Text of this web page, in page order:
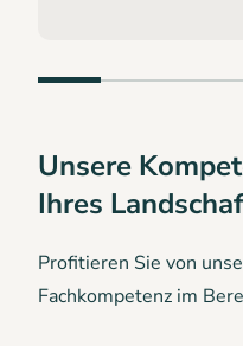
Unsere
Ihres
Profitieren Sie von
Fachkompetenz im